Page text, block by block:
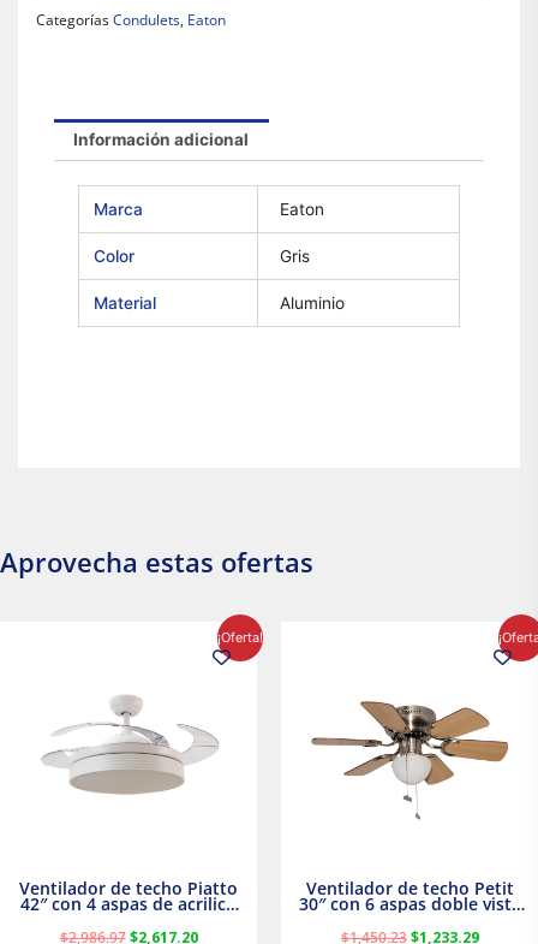
CategoríasCondulets, Eaton
Información adicional
Marca Eaton
Color Gris
Material Aluminio
Aprovecha estas ofertas
¡Oferta!
Ventilador de techo Piatto
42″ con 4 aspas de acrilico
transparente
$2,986.97
$2,986.97.
$2,617.20
precio
actual
Ventilador de techo Petit
30″ con 6 aspas doble vista
Satinado Masterfan
$1,450.23
$1,450.23.
$1,233.29
precio
actual